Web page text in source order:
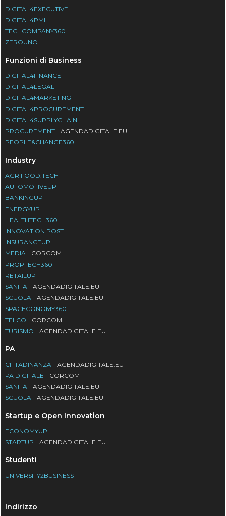
DIGITAL4EXECUTIVE
DIGITAL4PMI
TECHCOMPANY360
ZEROUNO
Funzioni di Business
DIGITAL4FINANCE
DIGITAL4LEGAL
DIGITAL4MARKETING
DIGITAL4PROCUREMENT
DIGITAL4SUPPLYCHAIN
PROCUREMENT
AGENDADIGITALE.EU
PEOPLE&CHANGE360
Industry
AGRIFOOD.TECH
AUTOMOTIVEUP
BANKINGUP
ENERGYUP
HEALTHTECH360
INNOVATION POST
INSURANCEUP
MEDIA
CORCOM
PROPTECH360
RETAILUP
SANITÀ
AGENDADIGITALE.EU
SCUOLA
AGENDADIGITALE.EU
SPACECONOMY360
TELCO
CORCOM
TURISMO
AGENDADIGITALE.EU
PA
CITTADINANZA
AGENDADIGITALE.EU
PA DIGITALE
CORCOM
SANITÀ
AGENDADIGITALE.EU
SCUOLA
AGENDADIGITALE.EU
Startup e Open Innovation
ECONOMYUP
STARTUP
AGENDADIGITALE.EU
Studenti
UNIVERSITY2BUSINESS
Indirizzo